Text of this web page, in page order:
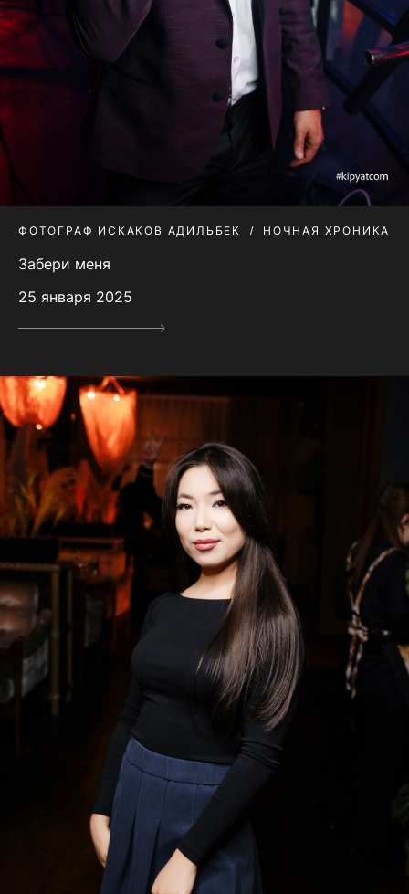
ФОТОГРАФ ИСКАКОВ АДИЛЬБЕК НОЧНАЯ ХРОНИКА
Забери меня
25 января 2025